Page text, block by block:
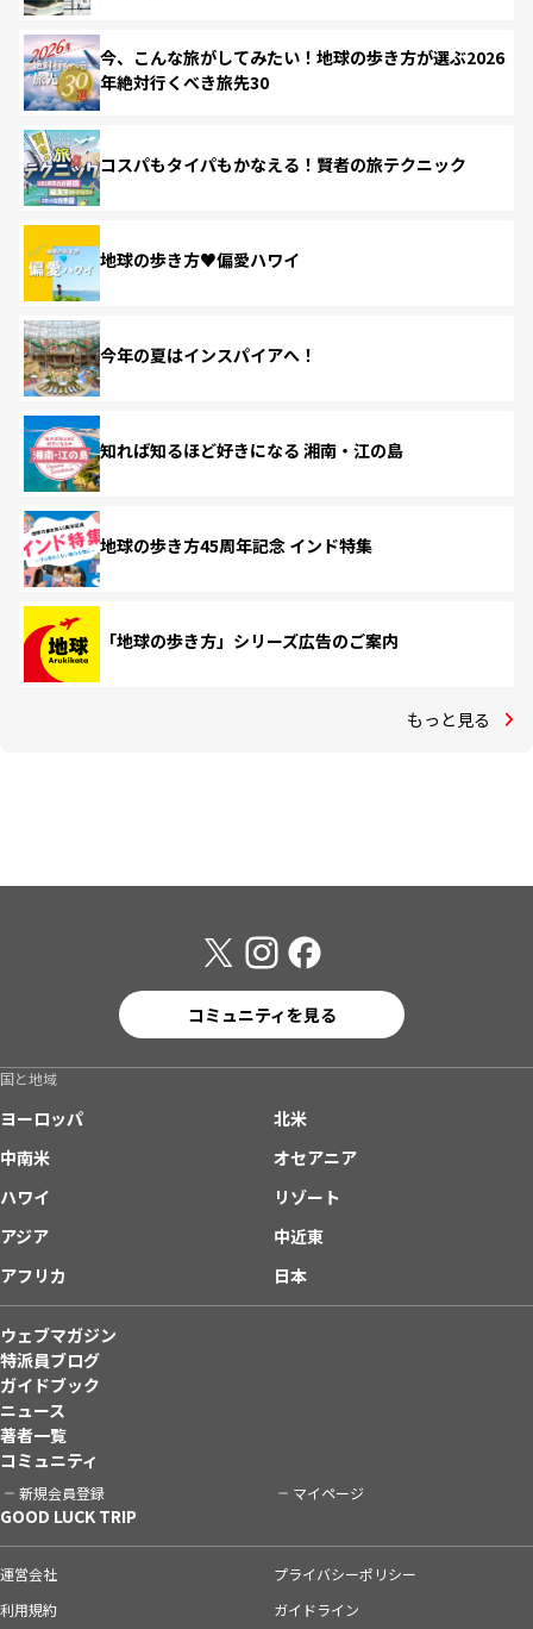
今、こんな旅がしてみたい！地球の歩き方が選ぶ2026
年絶対行くべき旅先30
コスパもタイパもかなえる！賢者の旅テクニック
地球の歩き方♥偏愛ハワイ
今年の夏はインスパイアへ！
知れば知るほど好きになる 湘南・江の島
地球の歩き方45周年記念 インド特集
「地球の歩き方」シリーズ広告のご案内
もっと見る
コミュニティを見る
国と地域
ヨーロッパ
北米
中南米
オセアニア
ハワイ
リゾート
アジア
中近東
アフリカ
日本
ウェブマガジン
特派員ブログ
ガイドブック
ニュース
著者一覧
コミュニティ
新規会員登録 マイページ
GOOD LUCK TRIP
運営会社
プライバシーポリシー
利用規約
ガイドライン